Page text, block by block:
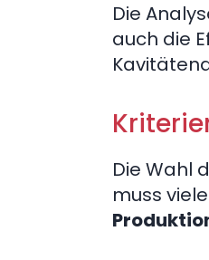
Die
auch die
Die Wahl
muss